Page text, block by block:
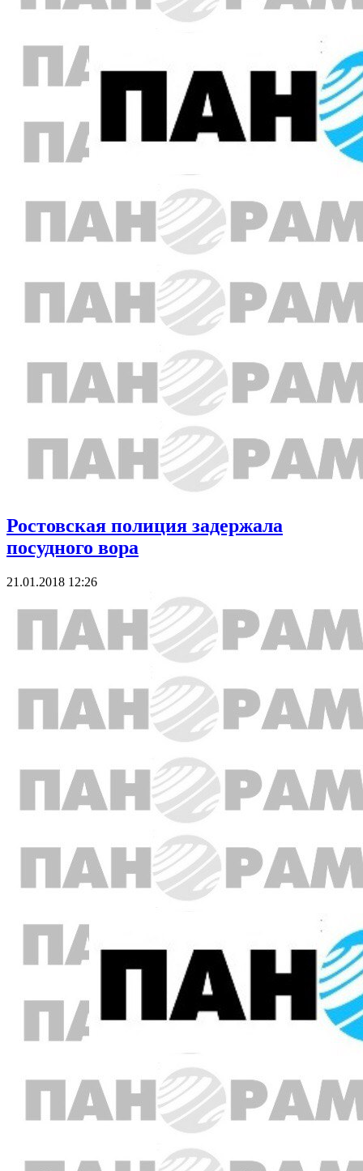
Ростовская полиция задержала
посудного вора
21.01.2018 12:26